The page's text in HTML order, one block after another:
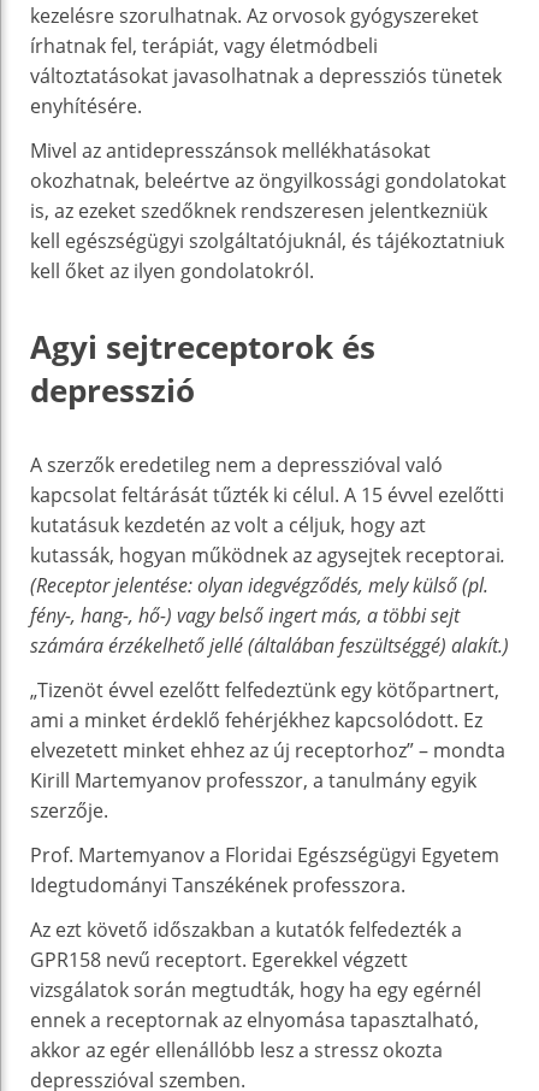
kezelésre szorulhatnak. Az orvosok gyógyszereket
írhatnak fel, terápiát, vagy életmódbeli
változtatásokat javasolhatnak a depressziós tünetek
enyhítésére.
Mivel az antidepresszánsok mellékhatásokat
okozhatnak, beleértve az öngyilkossági gondolatokat
is, az ezeket szedőknek rendszeresen jelentkezniük
kell egészségügyi szolgáltatójuknál, és tájékoztatniuk
kell őket az ilyen gondolatokról.
Agyi sejtreceptorok és
depresszió
A szerzők eredetileg nem a depresszióval való
kapcsolat feltárását tűzték ki célul. A 15 évvel ezelőtti
kutatásuk kezdetén az volt a céljuk, hogy azt
kutassák, hogyan működnek az agysejtek receptorai.
(Receptor jelentése: olyan idegvégződés, mely külső (pl.
fény-, hang-, hő-) vagy belső ingert más, a többi sejt
számára érzékelhető jellé (általában feszültséggé) alakít.)
„Tizenöt évvel ezelőtt felfedeztünk egy kötőpartnert,
ami a minket érdeklő fehérjékhez kapcsolódott. Ez
elvezetett minket ehhez az új receptorhoz” – mondta
Kirill Martemyanov professzor, a tanulmány egyik
szerzője.
Prof. Martemyanov a Floridai Egészségügyi Egyetem
Idegtudományi Tanszékének professzora.
Az ezt követő időszakban a kutatók felfedezték a
GPR158 nevű receptort. Egerekkel végzett
vizsgálatok során megtudták, hogy ha egy egérnél
ennek a receptornak az elnyomása tapasztalható,
akkor az egér ellenállóbb lesz a stressz okozta
depresszióval szemben.